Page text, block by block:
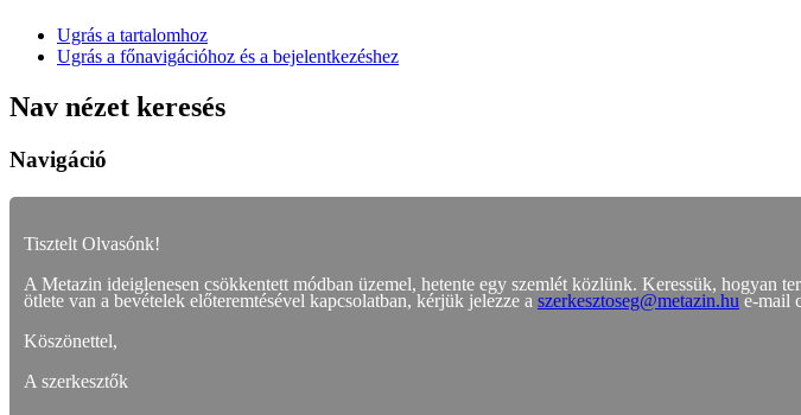
Ugrás a tartalomhoz
Ugrás a főnavigációhoz és a bejelentkezéshez
Nav nézet keresés
Navigáció
Tisztelt Olvasónk!
A Metazin ideiglenesen csökkentett módban üzemel, hetente egy szemlét közlünk. Keressük, hogyan
ötlete van a bevételek előteremtésével kapcsolatban, kérjük jelezze a szerkesztoseg@metazin.hue-mail
Köszönettel,
A szerkesztők